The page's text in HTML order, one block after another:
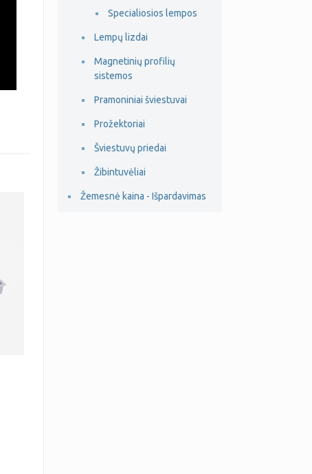
Specialiosios lempos
Lempų lizdai
Magnetinių profilių
sistemos
Pramoniniai šviestuvai
Prožektoriai
Šviestuvų priedai
Žibintuvėliai
Žemesnė kaina - Išpardavimas